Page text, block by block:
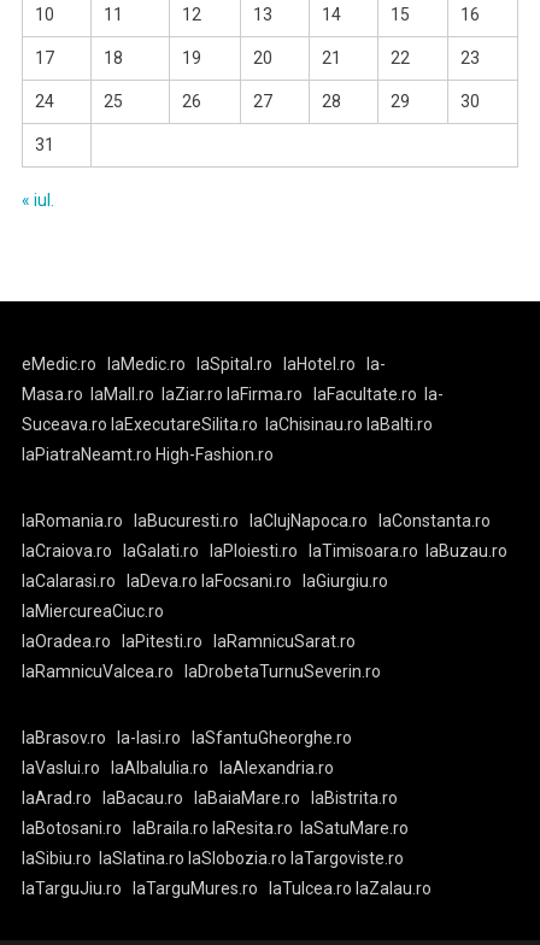
10 11 12 13 14 15 16
17 18 19 20 21 22 23
24 25 26 27 28 29 30
31
« iul.
eMedic.ro laMedic.ro laSpital.ro laHotel.ro
la-
Masa.ro
laMall.ro laZiar.ro laFirma.ro laFacultate.ro
la-
Suceava.ro laExecutareSilita.ro laChisinau.ro laBalti.ro
laPiatraNeamt.ro High-Fashion.ro
laRomania.ro laBucuresti.ro laClujNapoca.ro
laConstanta.ro
laCraiova.ro
laGalati.ro laPloiesti.ro laTimisoara.ro
laBuzau.ro
laCalarasi.ro
laDeva.ro laFocsani.ro
laGiurgiu.ro
laMiercureaCiuc.ro
laOradea.ro
laPitesti.ro
laRamnicuSarat.ro
laRamnicuValcea.ro
laDrobetaTurnuSeverin.ro
laBrasov.ro la-Iasi.ro
laSfantuGheorghe.ro
laVaslui.ro
laAlbaIulia.ro
laAlexandria.ro
laArad.ro
laBacau.ro laBaiaMare.ro
laBistrita.ro
laBotosani.ro
laBraila.ro laResita.ro
laSatuMare.ro
laSibiu.ro
laSlatina.ro laSlobozia.ro laTargoviste.ro
laTarguJiu.ro
laTarguMures.ro laTulcea.ro laZalau.ro